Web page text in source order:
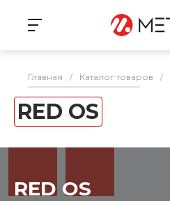
Главная / Каталог товаров /
RED OS
RED OS